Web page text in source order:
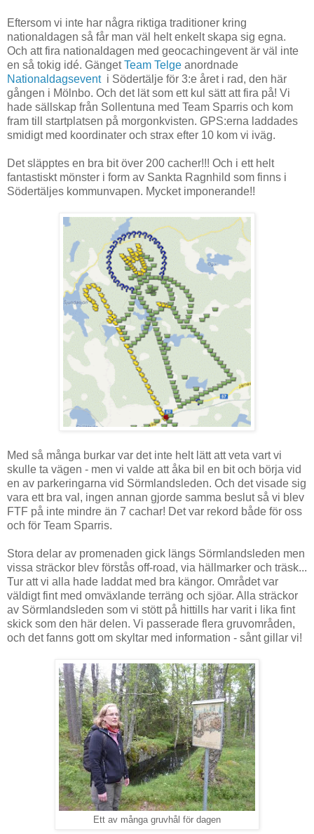
Eftersom vi inte har några riktiga traditioner kring
nationaldagen så får man väl helt enkelt skapa sig egna.
Och att fira nationaldagen med geocachingevent är väl inte
en så tokig idé. GängetTeam Telge anordnade
Nationaldagsevent i Södertälje för 3:e året i rad, den här
gången i Mölnbo. Och det lät som ett kul sätt att fira på! Vi
hade sällskap från Sollentuna med Team Sparris och kom
fram till startplatsen på morgonkvisten. GPS:erna laddades
smidigt med koordinater och strax efter 10 kom vi iväg.
Det släpptes en bra bit över 200 cacher!!! Och i ett helt
fantastiskt mönster i form av Sankta Ragnhild som finns i
Södertäljes kommunvapen. Mycket imponerande!!
Med så många burkar var det inte helt lätt att veta vart vi
skulle ta vägen - men vi valde att åka bil en bit och börja vid
en av parkeringarna vid Sörmlandsleden. Och det visade sig
vara ett bra val, ingen annan gjorde samma beslut så vi blev
FTF på inte mindre än 7 cachar! Det var rekord både för oss
och för Team Sparris.
Stora delar av promenaden gick längs Sörmlandsleden men
vissa sträckor blev förstås off-road, via hällmarker och träsk...
Tur att vi alla hade laddat med bra kängor. Området var
väldigt fint med omväxlande terräng och sjöar. Alla sträckor
av Sörmlandsleden som vi stött på hittills har varit i lika fint
skick som den här delen. Vi passerade flera gruvområden,
och det fanns gott om skyltar med information - sånt gillar vi!
Ett av många gruvhål för dagen